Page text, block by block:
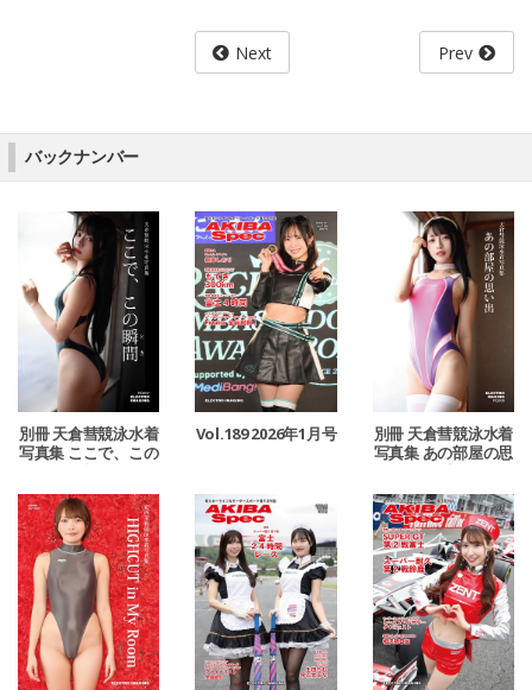
Next Prev
バックナンバー
別冊 天倉彗競泳水着
写真集 ここで、この
瞬間
Vol.189 2026年1月号
別冊 天倉彗競泳水着
写真集 あの部屋の思
い出